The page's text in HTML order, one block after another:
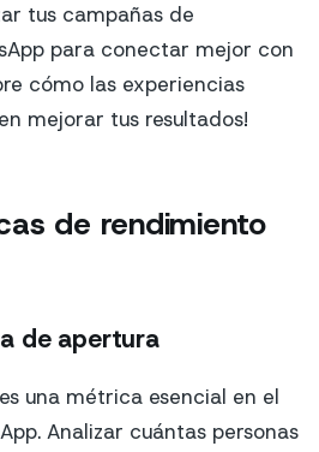
tus campañas de
para conectar mejor con
cómo las experiencias
mejorar tus resultados!
de rendimiento
de apertura
una métrica esencial en el
Analizar cuántas personas